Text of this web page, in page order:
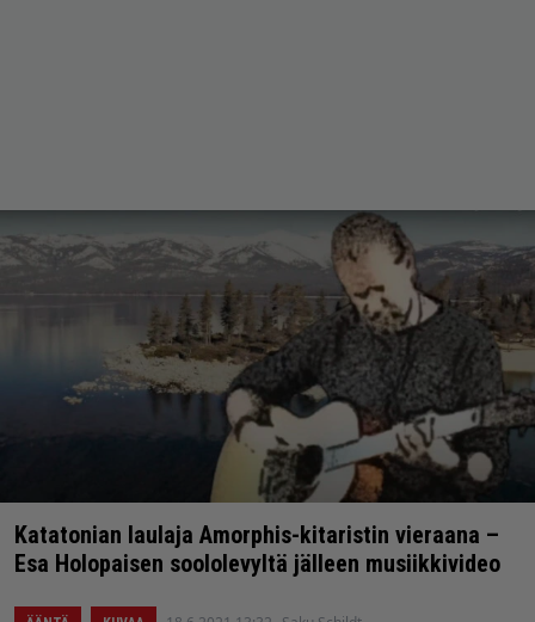
Katatonian laulaja Amorphis-kitaristin vieraana –
Esa Holopaisen soololevyltä jälleen musiikkivideo